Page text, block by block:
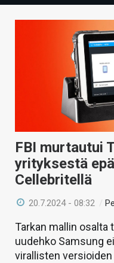
TECHBBS
VAIHDA TEEMA
HAKU
FBI murtautui
yrityksestä
Cellebritellä
20.7.2024 - 08:32 /
Tarkan mallin
uudehko Samsung
virallisten